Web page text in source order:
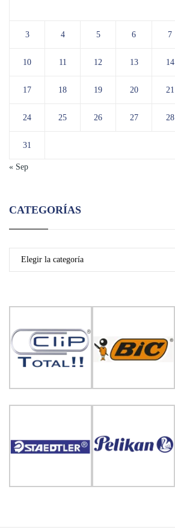
3 4 5 6 7
10 11 12 13 14
17 18 19 20 21
24 25 26 27 28
31
« Sep
CATEGORÍAS
Categorías